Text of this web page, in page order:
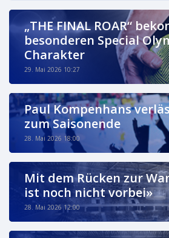
„THE FINAL ROAR“
besonderen Special
Charakter
29. Mai 2026 10:27
Paul Kompenhans
zum Saisonende
28. Mai 2026 18:00
Mit dem Rücken zur
ist noch nicht vorbei»
28. Mai 2026 12:00